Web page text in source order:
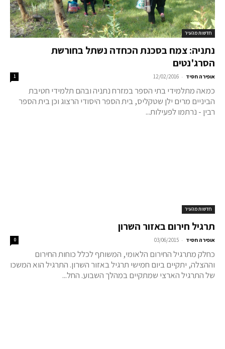
חדשות מהעיר
נתניה: צמח בסכנת הכחדה נשתל בחורשת
הסרג'נטים
אופירה חסיד -
12/02/2016
1
כמאה מתלמידי בתי הספר במזרח נתניה ובהם תלמידי חטיבת
הביניים מרים ילן שטקליס, בית הספר היסודי הרצוג וכן בית הספר
רבין - נרתמו לפעילות...
חדשות מהעיר
תרגיל חירום באזור השרון
אופירה חסיד -
03/06/2015
0
כחלק מתרגיל החירום הלאומי, המשותף לכלל כוחות החירום
וההצלה, יתקיים ביום חמישי תרגיל באזור השרון. התרגיל הוא המשכו
של התרגיל הארצי שמתקיים במהלך השבוע. החל...